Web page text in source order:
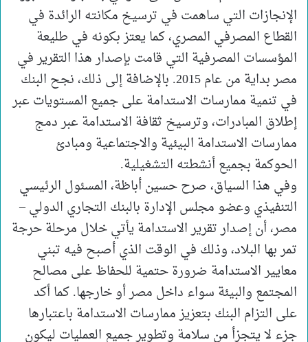
الإنجازات التي ساهمت في ترسيخ مكانته الرائدة في
القطاع المصرفي المصري، كما يعتز بكونه في طليعة
المؤسسات المصرفية التي قامت بإصدار هذا التقرير في
مصر بداية من عام 2015. بالإضافة إلى ذلك، نجح البنك
في تنمية ممارسات الاستدامة على جميع المستويات عبر
إطلاق المبادرات، وترسيخ ثقافة الاستدامة عبر دمج
ممارسات الاستدامة البيئية والاجتماعية ومبادئ
الحوكمة بجميع أنشطته التشغيلية.
وفي هذا السياق، صرح حسين أباظة، المسئول الرئيسي
التنفيذي وعضو مجلس الإدارة بالبنك التجاري الدولي –
مصر، أن إصدار تقرير الاستدامة يأتي خلال مرحلة حرجة
تمر بها البلاد، وذلك في الوقت الذي أصبح فيه تبني
معايير الاستدامة ضرورة حتمية للحفاظ على مصالح
المجتمع والبيئة سواء داخل مصر أو خارجها. كما أكد
على التزام البنك بتعزيز ممارسات الاستدامة باعتبارها
جزء لا يتجزأ من سلامة وتطوير جميع العمليات ليكون